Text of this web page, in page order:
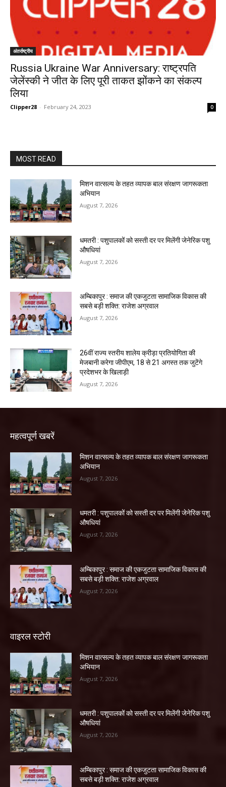
अंतर्राष्ट्रीय
Russia Ukraine War Anniversary: राष्ट्रपति
जेलेंस्की ने जीत के लिए पूरी ताकत झोंकने का संकल्प
लिया
Clipper28 - February 24, 2023 0
MOST READ
मिशन वात्सल्य के तहत व्यापक बाल संरक्षण जागरूकता
अभियान
August 7, 2026
धमतरी : पशुपालकों को सस्ती दर पर मिलेंगी जेनेरिक पशु
औषधियां
August 7, 2026
अम्बिकापुर : समाज की एकजुटता सामाजिक विकास की
सबसे बड़ी शक्ति: राजेश अग्रवाल
August 7, 2026
26वीं राज्य स्तरीय शालेय क्रीड़ा प्रतियोगिता की
मेजबानी करेगा जीपीएम, 18 से 21 अगस्त तक जुटेंगे
प्रदेशभर के खिलाड़ी
August 7, 2026
महत्वपूर्ण खबरें
मिशन वात्सल्य के तहत व्यापक बाल संरक्षण जागरूकता
अभियान
August 7, 2026
धमतरी : पशुपालकों को सस्ती दर पर मिलेंगी जेनेरिक पशु
औषधियां
August 7, 2026
अम्बिकापुर : समाज की एकजुटता सामाजिक विकास की
सबसे बड़ी शक्ति: राजेश अग्रवाल
August 7, 2026
वाइरल स्टोरी
मिशन वात्सल्य के तहत व्यापक बाल संरक्षण जागरूकता
अभियान
August 7, 2026
धमतरी : पशुपालकों को सस्ती दर पर मिलेंगी जेनेरिक पशु
औषधियां
August 7, 2026
अम्बिकापुर : समाज की एकजुटता सामाजिक विकास की
सबसे बड़ी शक्ति: राजेश अग्रवाल